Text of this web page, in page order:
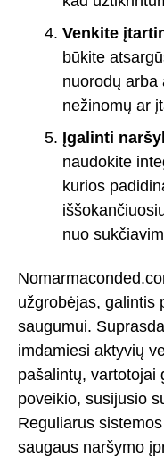
Venkite
būkite
nuorodų arba
nežinomų ar
Įgalinti
naudokite
kurios
nuo
užgrobėjas, galintis
saugumui.
imdamiesi aktyvių
pašalintų, vartotojai
poveikio, susijusio
Reguliarus
saugaus naršymo